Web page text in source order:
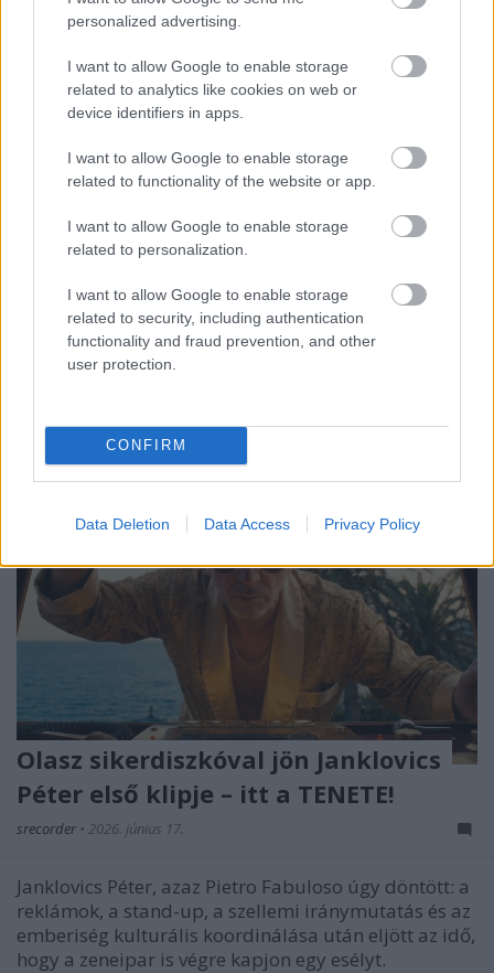
personalized advertising.
I want to allow Google to enable storage
related to analytics like cookies on web or
device identifiers in apps.
I want to allow Google to enable storage
related to functionality of the website or app.
I want to allow Google to enable storage
related to personalization.
I want to allow Google to enable storage
related to security, including authentication
functionality and fraud prevention, and other
user protection.
CONFIRM
Data Deletion Data Access Privacy Policy
Bokáig ér, de legalább szerelem – új
dallal jelentkezik az Artúr Rambo
srecorder•2026. június 19.
A Fonogram-díjra jelölt debütalbum után gőzerővel
készül második nagylemezére az Artúr Rambo. Az
Utcasarki fény után most újabb előfutár érkezett: a
Bokáig egy kapcsolat válságát meséli el. Premier!
Olasz sikerdiszkóval jön Janklovics
Péter első klipje – itt a TENETE!
srecorder • 2026. június 17.
Janklovics Péter, azaz Pietro Fabuloso úgy döntött: a
reklámok, a stand-up, a szellemi iránymutatás és az
emberiség kulturális koordinálása után eljött az idő,
hogy a zeneipar is végre kapjon egy esélyt.